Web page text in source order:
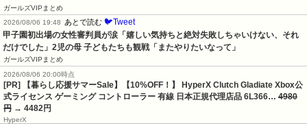
ガールズVIPまとめ
2026/08/06 19:48
あとで読む 🐦Tweet
甲子園初出場の女性審判員が涙「嬉しい気持ちと絶対失敗しちゃいけない、それ
だけでした」2児の母 子どもたちも観戦「またやりたいなって」
ガールズVIPまとめ
2026/08/06 20:00時点
[PR] 【暮らし応援サマーSale】【10%OFF！】 HyperX Clutch Gladiate Xbox公
式ライセンス ゲーミング コントローラー 有線 日本正規代理店品 6L366… 4980
円 → 4482円
HyperX